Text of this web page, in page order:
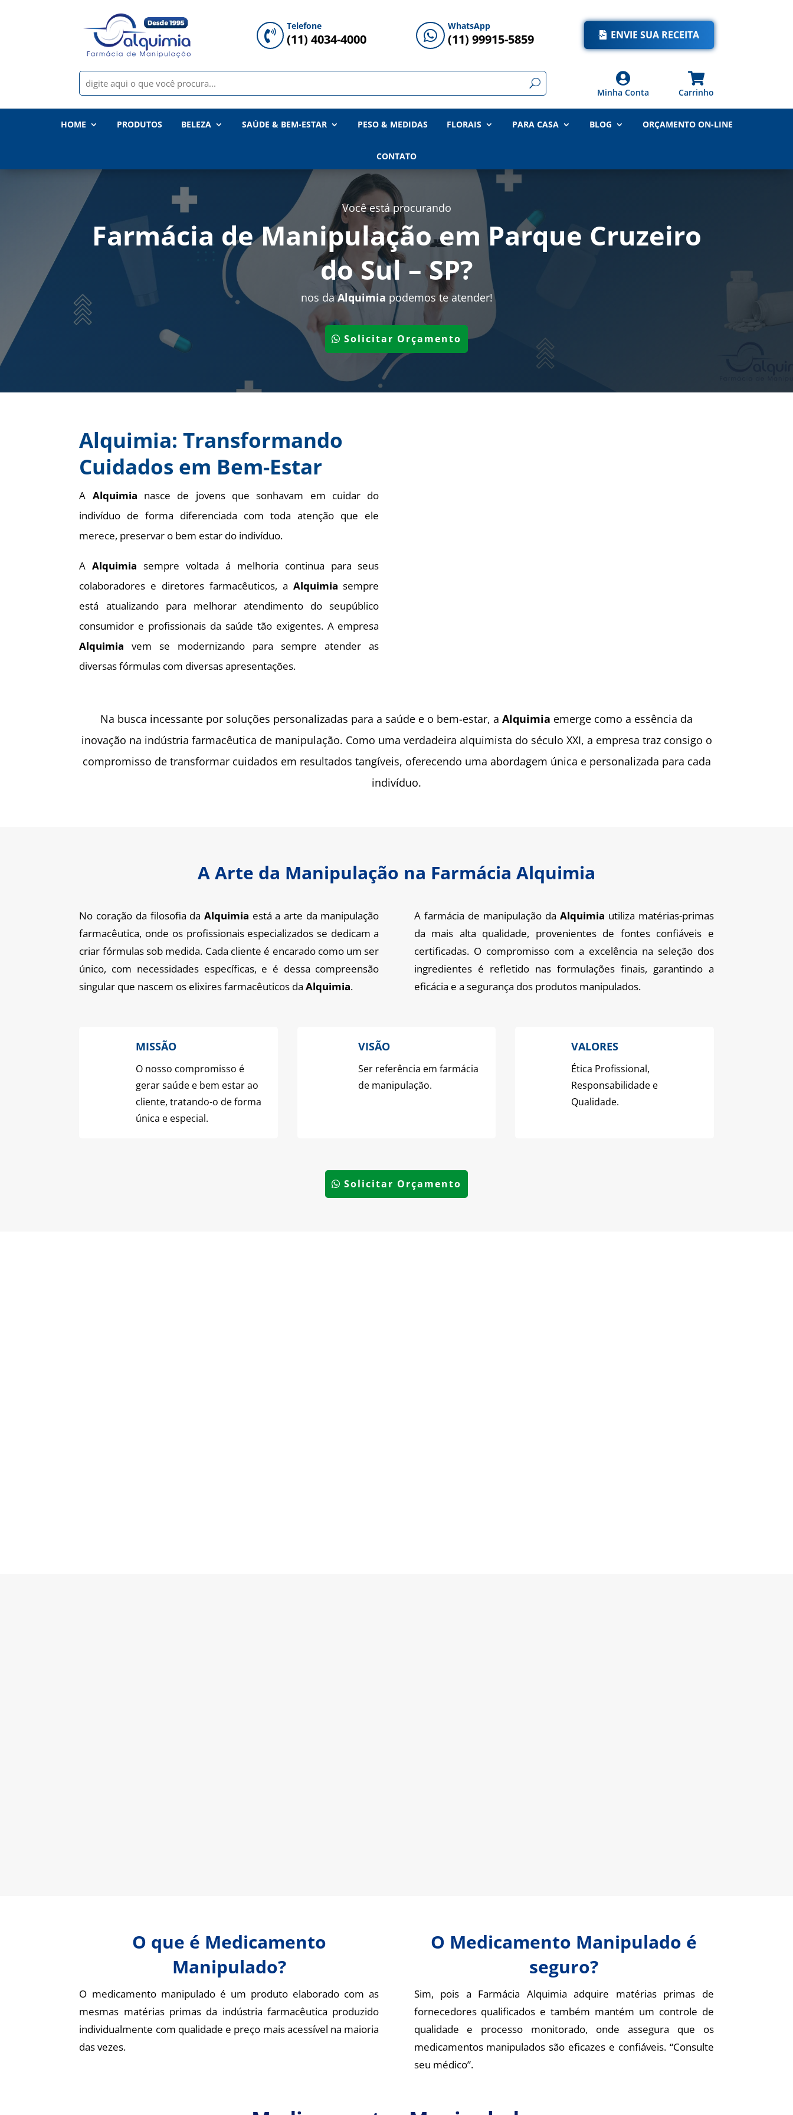

Telefone
(11) 4034-4000 
WhatsApp
(11) 99915-5859 ENVIE SUA RECEITA

Minha Conta

Carrinho
HOME PRODUTOS BELEZA SAÚDE & BEM-ESTAR PESO & MEDIDAS FLORAIS PARA CASA BLOG ORÇAMENTO ON-LINE
CONTATO
Você está procurando
Farmácia de Manipulação em Parque Cruzeiro
do Sul – SP?
nos daAlquimia podemos te atender!
Solicitar Orçamento
Alquimia: Transformando
Cuidados em Bem-Estar
A Alquimia nasce de jovens que sonhavam em cuidar do
indivíduo de forma diferenciada com toda atenção que ele
merece, preservar o bem estar do indivíduo.
AAlquimia sempre voltada á melhoria continua para seus
colaboradores e diretores farmacêuticos, a Alquimia sempre
está atualizando para melhorar atendimento do seupúblico
consumidor e profissionais da saúde tão exigentes. A empresa
Alquimia vem se modernizando para sempre atender as
diversas fórmulas com diversas apresentações.
Na busca incessante por soluções personalizadas para a saúde e o bem-estar, a Alquimia emerge como a essência da
inovação na indústria farmacêutica de manipulação. Como uma verdadeira alquimista do século XXI, a empresa traz consigo o
compromisso de transformar cuidados em resultados tangíveis, oferecendo uma abordagem única e personalizada para cada
indivíduo.
A Arte da Manipulação na Farmácia Alquimia
No coração da filosofia da Alquimia está a arte da manipulação
farmacêutica, onde os profissionais especializados se dedicam a
criar fórmulas sob medida. Cada cliente é encarado como um ser
único, com necessidades específicas, e é dessa compreensão
singular que nascem os elixires farmacêuticos daAlquimia.
A farmácia de manipulação da Alquimia utiliza matérias-primas
da mais alta qualidade, provenientes de fontes confiáveis e
certificadas. O compromisso com a excelência na seleção dos
ingredientes é refletido nas formulações finais, garantindo a
eficácia e a segurança dos produtos manipulados.
MISSÃO
O nosso compromisso é
gerar saúde e bem estar ao
cliente, tratando-o de forma
única e especial.
VISÃO
Ser referência em farmácia
de manipulação.
VALORES
Ética Profissional,
Responsabilidade e
Qualidade.
Solicitar Orçamento
O que é Medicamento
Manipulado?
O medicamento manipulado é um produto elaborado com as
mesmas matérias primas da indústria farmacêutica produzido
individualmente com qualidade e preço mais acessível na maioria
das vezes.
O Medicamento Manipulado é
seguro?
Sim, pois a Farmácia Alquimia adquire matérias primas de
fornecedores qualificados e também mantém um controle de
qualidade e processo monitorado, onde assegura que os
medicamentos manipulados são eficazes e confiáveis. “Consulte
seu médico”.